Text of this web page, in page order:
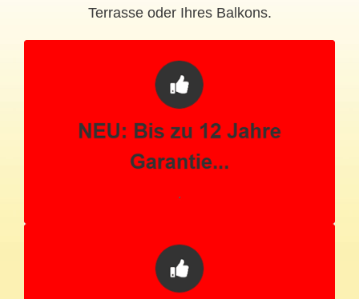
Terrasse oder Ihres Balkons.